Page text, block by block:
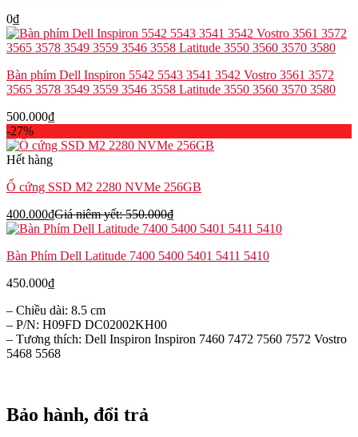
0₫
Bàn phím Dell Inspiron 5542 5543 3541 3542 Vostro 3561 3572
3565 3578 3549 3559 3546 3558 Latitude 3550 3560 3570 3580
500.000₫
-27%
Hết hàng
Ổ cứng SSD M2 2280 NVMe 256GB
400.000₫Giá niêm yết:550.000₫
Bàn Phím Dell Latitude 7400 5400 5401 5411 5410
450.000₫
– Chiều dài: 8.5 cm
– P/N: H09FD DC02002KH00
– Tương thích: Dell Inspiron Inspiron 7460 7472 7560 7572 Vostro
5468 5568
Bảo hành, đổi trả